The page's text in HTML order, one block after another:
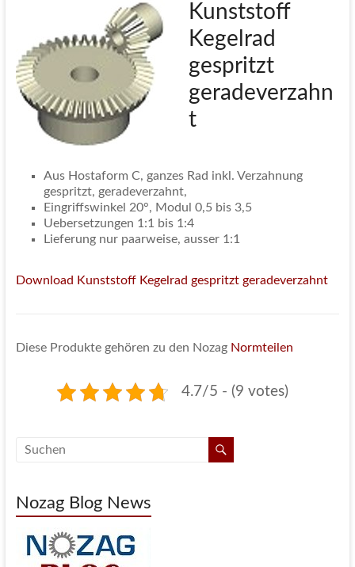
Kunststoff
Kegelrad
gespritzt
geradeverzahn
t
Aus Hostaform C, ganzes Rad inkl. Verzahnung
gespritzt, geradeverzahnt,
Eingriffswinkel 20°, Modul 0,5 bis 3,5
Uebersetzungen 1:1 bis 1:4
Lieferung nur paarweise, ausser 1:1
Download Kunststoff Kegelrad gespritzt geradeverzahnt
Diese Produkte gehören zu den Nozag Normteilen
4.7/5 - (9 votes)
Nozag Blog News